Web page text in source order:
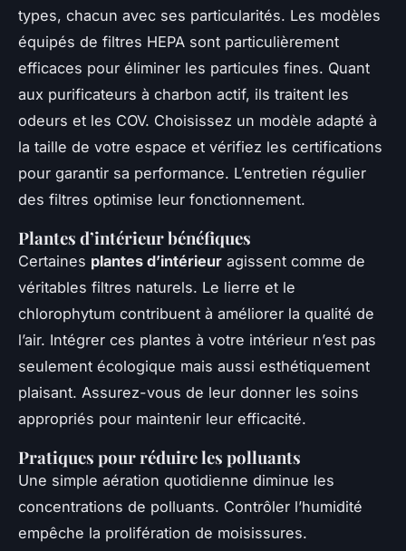
types, chacun avec ses particularités. Les modèles
équipés de filtres HEPA sont particulièrement
efficaces pour éliminer les particules fines. Quant
aux purificateurs à charbon actif, ils traitent les
odeurs et les COV. Choisissez un modèle adapté à
la taille de votre espace et vérifiez les certifications
pour garantir sa performance. L’entretien régulier
des filtres optimise leur fonctionnement.
Plantes d’intérieur bénéfiques
Certaines plantes d’intérieur agissent comme de
véritables filtres naturels. Le lierre et le
chlorophytum contribuent à améliorer la qualité de
l’air. Intégrer ces plantes à votre intérieur n’est pas
seulement écologique mais aussi esthétiquement
plaisant. Assurez-vous de leur donner les soins
appropriés pour maintenir leur efficacité.
Pratiques pour réduire les polluants
Une simple aération quotidienne diminue les
concentrations de polluants. Contrôler l’humidité
empêche la prolifération de moisissures.